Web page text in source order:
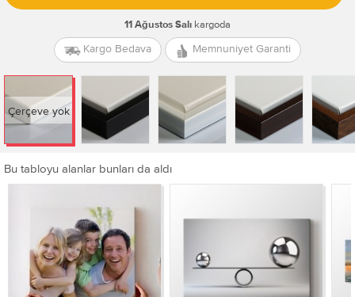
11 Ağustos Salı kargoda
Kargo Bedava Memnuniyet Garanti
Çerçeve yok
Bu tabloyu alanlar bunları da aldı